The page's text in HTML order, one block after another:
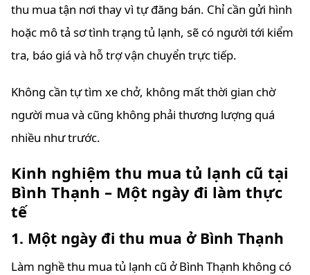
thu mua tận nơi thay vì tự đăng bán. Chỉ cần gửi hình
hoặc mô tả sơ tình trạng tủ lạnh, sẽ có người tới kiểm
tra, báo giá và hỗ trợ vận chuyển trực tiếp.
Không cần tự tìm xe chở, không mất thời gian chờ
người mua và cũng không phải thương lượng quá
nhiều như trước.
Kinh nghiệm thu mua tủ lạnh cũ tại
Bình Thạnh – Một ngày đi làm thực
tế
1. Một ngày đi thu mua ở Bình Thạnh
Làm nghề thu mua tủ lạnh cũ ở Bình Thạnh không có